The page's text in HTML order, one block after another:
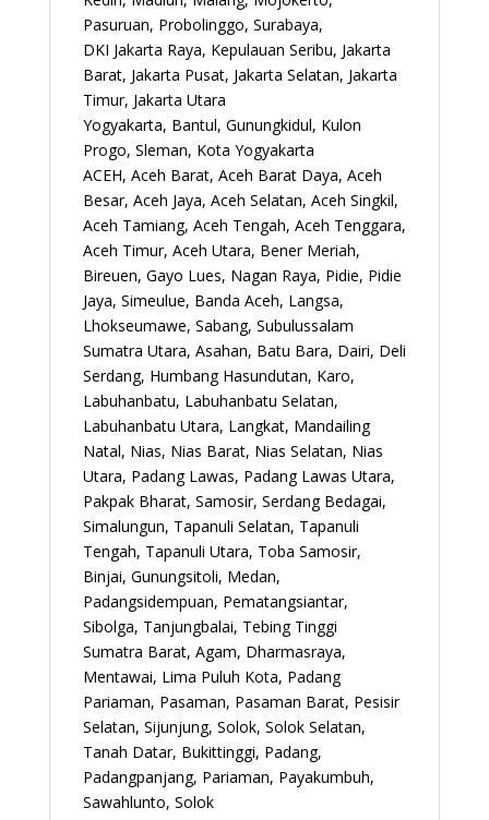
Pasuruan, Probolinggo, Surabaya,
DKI Jakarta Raya, Kepulauan Seribu, Jakarta
Barat, Jakarta Pusat, Jakarta Selatan, Jakarta
Timur, Jakarta Utara
Yogyakarta, Bantul, Gunungkidul, Kulon
Progo, Sleman, Kota Yogyakarta
ACEH, Aceh Barat, Aceh Barat Daya, Aceh
Besar, Aceh Jaya, Aceh Selatan, Aceh Singkil,
Aceh Tamiang, Aceh Tengah, Aceh Tenggara,
Aceh Timur, Aceh Utara, Bener Meriah,
Bireuen, Gayo Lues, Nagan Raya, Pidie, Pidie
Jaya, Simeulue, Banda Aceh, Langsa,
Lhokseumawe, Sabang, Subulussalam
Sumatra Utara, Asahan, Batu Bara, Dairi, Deli
Serdang, Humbang Hasundutan, Karo,
Labuhanbatu, Labuhanbatu Selatan,
Labuhanbatu Utara, Langkat, Mandailing
Natal, Nias, Nias Barat, Nias Selatan, Nias
Utara, Padang Lawas, Padang Lawas Utara,
Pakpak Bharat, Samosir, Serdang Bedagai,
Simalungun, Tapanuli Selatan, Tapanuli
Tengah, Tapanuli Utara, Toba Samosir,
Binjai, Gunungsitoli, Medan,
Padangsidempuan, Pematangsiantar,
Sibolga, Tanjungbalai, Tebing Tinggi
Sumatra Barat, Agam, Dharmasraya,
Mentawai, Lima Puluh Kota, Padang
Pariaman, Pasaman, Pasaman Barat, Pesisir
Selatan, Sijunjung, Solok, Solok Selatan,
Tanah Datar, Bukittinggi, Padang,
Padangpanjang, Pariaman, Payakumbuh,
Sawahlunto, Solok